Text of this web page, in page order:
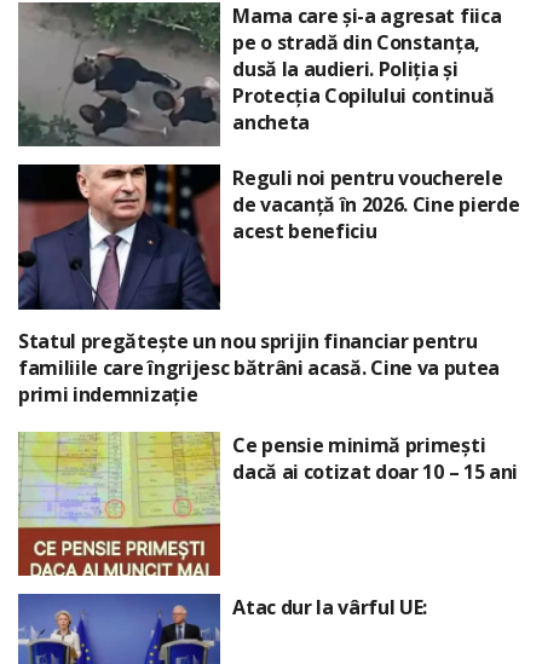
Mama care și-a agresat fiica
pe o stradă din Constanța,
dusă la audieri. Poliția și
Protecția Copilului continuă
ancheta
Reguli noi pentru voucherele
de vacanță în 2026. Cine pierde
acest beneficiu
Statul pregătește un nou sprijin financiar pentru
familiile care îngrijesc bătrâni acasă. Cine va putea
primi indemnizație
Ce pensie minimă primești
dacă ai cotizat doar 10 – 15 ani
Atac dur la vârful UE: